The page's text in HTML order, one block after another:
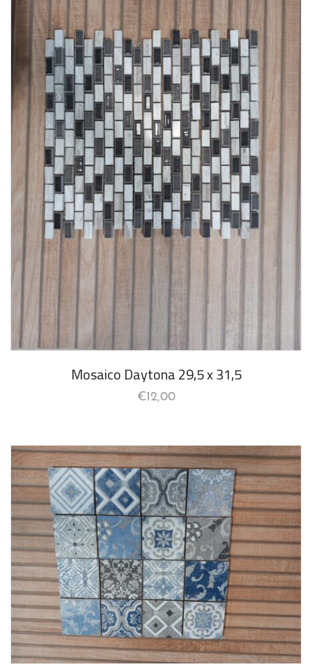
Mosaico Daytona 29,5 x 31,5
€12,00